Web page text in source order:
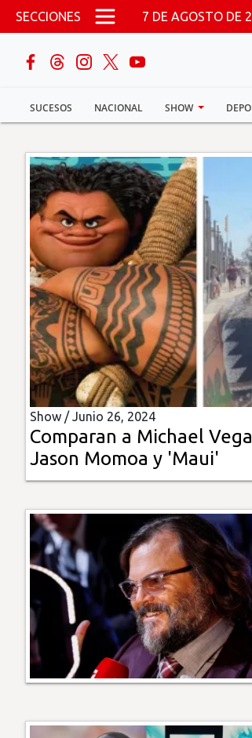
Pasar al contenido principal
SECCIONES 7 DE AGOSTO DE
SUCESOS NACIONAL SHOW
buscar
Sucesos
Nacional
Política
Show
Deportes
Mundo
Insólitas
Multimedia
Impreso
Show /Junio 26, 2024
Comparan a Michael
Jason Momoa y 'Maui'